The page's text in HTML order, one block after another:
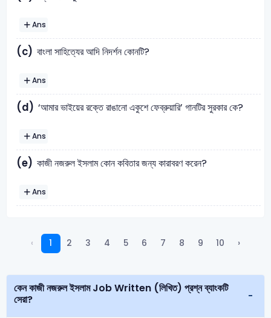
Ans
(c) বাংলা সাহিত্যের আদি নিদর্শন কোনটি?
Ans
(d) ‘আমার ভাইয়ের রক্তে রাঙানো একুশে ফেব্রুয়ারি’ গানটির সুরকার কে?
Ans
(e) কাজী নজরুল ইসলাম কোন কবিতার জন্য কারাবরণ করেন?
Ans
‹ 1 2 3 4 5 6 7 8 9 10 ›
কেন কাজী নজরুল ইসলাম Job Written (লিখিত) প্রশ্ন ব্যাংকটি
সেরা?